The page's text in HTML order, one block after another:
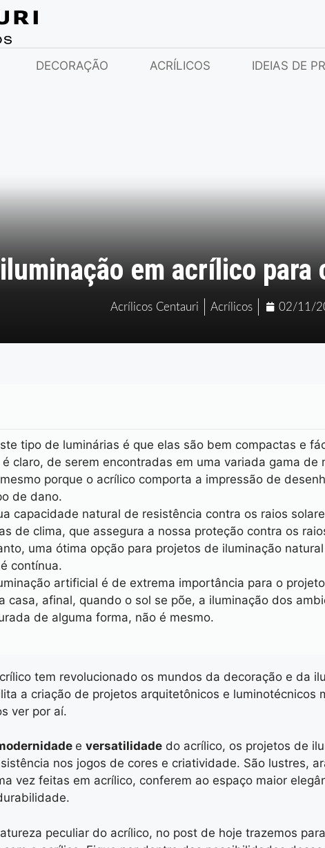
DECORAÇÃO ACRÍLICOS IDEIAS DE
em acrílico
Acrílicos Centauri Acrílicos 02/11/
tipo de luminárias é que elas são bem compactas e
claro, de serem encontradas em uma variada gama de
porque o acrílico comporta a impressão de
de dano.
capacidade natural de resistência contra os raios
de clima, que assegura a nossa proteção contra os
uma ótima opção para projetos de iluminação
contínua.
artificial é de extrema importância para o
casa, afinal, quando o sol se põe, a iluminação dos
de alguma forma, não é mesmo.
tem revolucionado os mundos da decoração e da
a criação de projetos arquitetônicos e luminotécnicos
ver por aí.
e versatilidade do acrílico, os projetos de
nos jogos de cores e criatividade. São lustres,
vez feitas em acrílico, conferem ao espaço maior
peculiar do acrílico, no post de hoje trazemos